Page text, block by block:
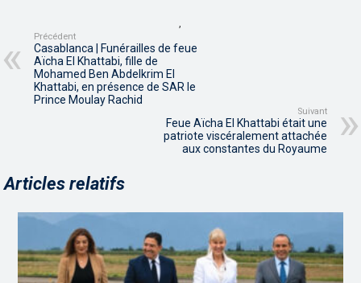
,
Précédent
Casablanca | Funérailles de feue
Aïcha El Khattabi, fille de
Mohamed Ben Abdelkrim El
Khattabi, en présence de SAR le
Prince Moulay Rachid
Suivant
Feue Aïcha El Khattabi était une
patriote viscéralement attachée
aux constantes du Royaume
Articles relatifs